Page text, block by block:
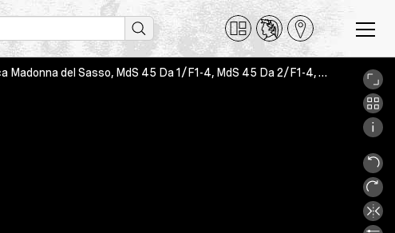
Laudario (virtual reconstruction), Orselina-Locarno, Biblioteca Madonna del Sasso, MdS 45 Da 1/F1-4, MdS 45 Da 2/F1-4, 45Da02_Frammento1